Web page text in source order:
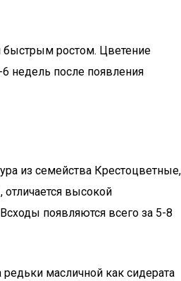
быстрым ростом. Цветение
6 недель после появления
из семейства Крестоцветные,
высокой
появляются всего за 5-8
масличной как сидерата